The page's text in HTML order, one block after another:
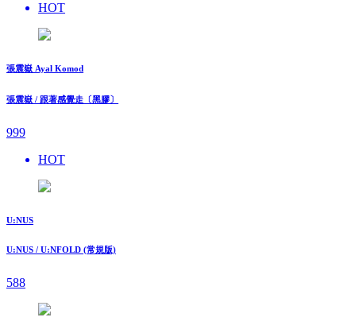
HOT
張震嶽 Ayal Komod
張震嶽 / 跟著感覺走〔黑膠〕
999
HOT
U:NUS
U:NUS / U:NFOLD (常規版)
588